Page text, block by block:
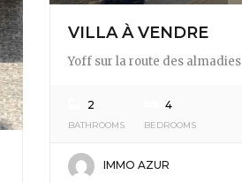
VILLA À VENDRE
Yoff sur la route des almadies
BATHROOMS
2
BEDROOMS
4
IMMO AZUR